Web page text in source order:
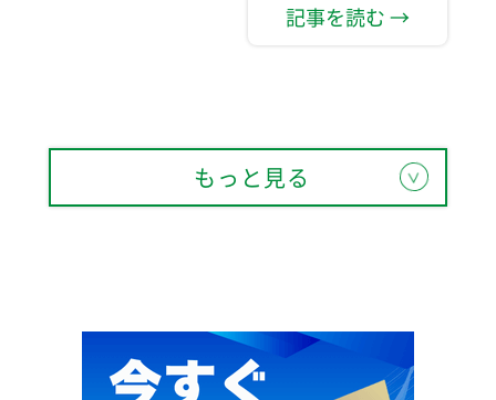
記事を読む →
もっと見る